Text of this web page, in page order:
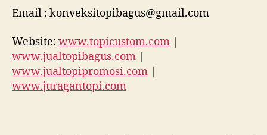
Email : konveksitopibagus@gmail.com
Website: www.topicustom.com |
www.jualtopibagus.com |
www.jualtopipromosi.com |
www.juragantopi.com